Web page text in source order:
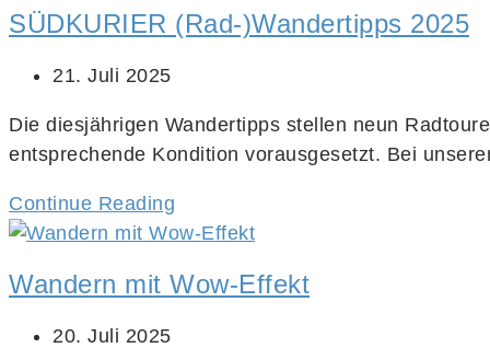
SÜDKURIER (Rad-)Wandertipps 2025
21. Juli 2025
Die diesjährigen Wandertipps stellen neun
entsprechende Kondition vorausgesetzt. Bei
Continue Reading
Wandern mit Wow-Effekt
20. Juli 2025